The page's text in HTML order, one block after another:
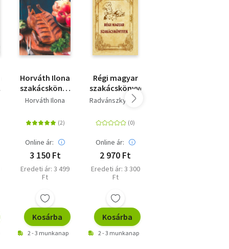
Horváth Ilona
szakácskönyv
- puhatáblás
Horváth Ilona
Online ár:
3 150 Ft
Eredeti ár: 3 499
Ft
Kosárba
2 - 3 munkanap
Régi magyar
szakácskönyvek
Radvánszky Béla
Online ár:
2 970 Ft
Eredeti ár: 3 300
Ft
Kosárba
2 - 3 munkanap